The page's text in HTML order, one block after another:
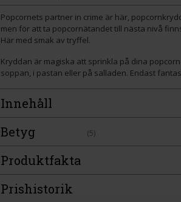
Popcornets partner in crime är här,
men för att ta popcornätandet till nästa nivå
Här med smak av tryffel.
Kryddan är magiska att sprinkla på dina
soppan, i pastan eller på salladen. Endast
Innehåll
Betyg
(5)
Produktfakta
Prishistorik